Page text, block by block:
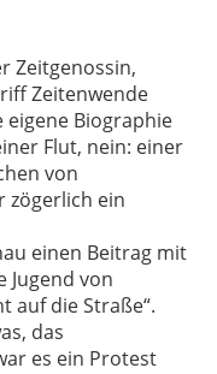
Zeitgenossin,
Zeitenwende
Biographie
Flut, nein: einer
von
zögerlich ein
einen Beitrag mit
Jugend von
auf die Straße“.
das
es ein Protest